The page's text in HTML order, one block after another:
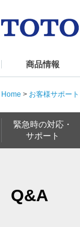
商品情報
Home > お客様サポート
緊急時の対応・
サポート
Q&A